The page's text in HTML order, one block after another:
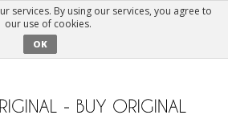
services. By using our services, you agree to
our use of cookies.
OK